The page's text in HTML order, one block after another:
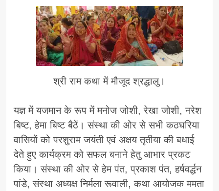
श्री राम कथा में मौजूद श्रद्धालु।
यज्ञ में यजमान के रूप में मनोज जोशी, रेखा जोशी, नरेश
बिष्ट, हेमा बिष्ट बैठें। संस्था की ओर से सभी कठघरिया
वासियों को परशुराम जयंती एवं अक्षय तृतीया की बधाई
देते हुए कार्यक्रम को सफल बनाने हेतु आभार प्रकट
किया। संस्था की ओर से हेम पंत, प्रकाश पंत, हर्षवर्द्धन
पांडे, संस्था अध्यक्ष निर्मला रूवाली, कथा आयोजक ममता